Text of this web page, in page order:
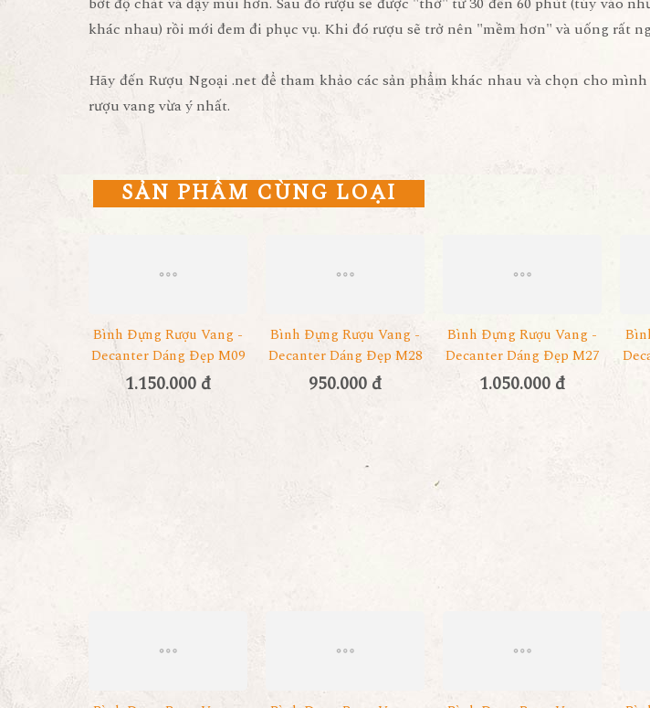
khác nhau) rồi mới đem đi phục vụ. Khi đó rượu sẽ trở nên "mềm hơn" và uống rất
Hãy đến Rượu Ngoại .net để tham khảo các sản phẩm khác nhau và chọn cho
rượu vang vừa ý nhất.
SẢN PHẨM CÙNG LOẠI
Bình Đựng Rượu Vang -
Decanter Dáng Đẹp M09
1.150.000 đ
Bình Đựng Rượu Vang -
Decanter Dáng Đẹp M28
950.000 đ
Bình Đựng Rượu Vang -
Decanter Dáng Đẹp M27
1.050.000 đ